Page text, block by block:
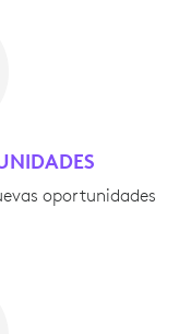
oportunidades